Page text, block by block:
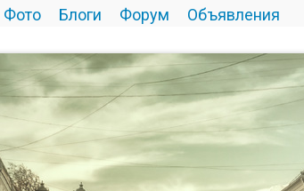
Фото Блоги Форум Объявления